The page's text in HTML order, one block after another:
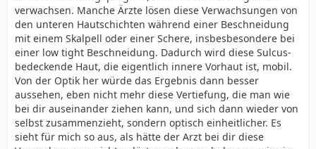
verwachsen. Manche Ärzte lösen diese Verwachsungen von
den unteren Hautschichten während einer Beschneidung
mit einem Skalpell oder einer Schere, insbesbesondere bei
einer low tight Beschneidung. Dadurch wird diese Sulcus-
bedeckende Haut, die eigentlich innere Vorhaut ist, mobil.
Von der Optik her würde das Ergebnis dann besser
aussehen, eben nicht mehr diese Vertiefung, die man wie
bei dir auseinander ziehen kann, und sich dann wieder von
selbst zusammenzieht, sondern optisch einheitlicher. Es
sieht für mich so aus, als hätte der Arzt bei dir diese